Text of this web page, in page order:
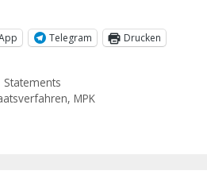
Telegram Drucken
Statements
,MPK